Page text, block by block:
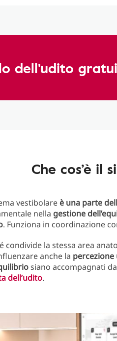
dell'udito
Che cos’è il
vestibolare è una parte
nella gestione
. Funziona in coordinazione
condivide la stessa area
anche la percezione
siano accompagnati da
dell’udito.